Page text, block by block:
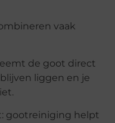
vaak
de goot direct
liggen en je
gootreiniging helpt